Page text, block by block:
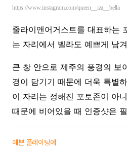
https://www.instagram.com/queen__iza__bella
줄라이앤어거스트를 대표하는
는 자리에서 벨라도 예쁘게 남
큰 창 안으로 제주의 풍경의 보
경이 담기기 때문에 더욱 특별
이 자리는 정해진 포토존이 아
때문에 비어있을 때 인증샷은
예쁜 플레이팅에